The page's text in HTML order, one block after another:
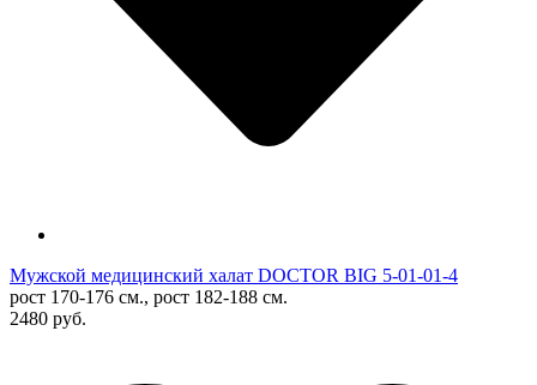
Мужской медицинский халат DOCTOR BIG 5-01-01-4
рост 170-176 см., рост 182-188 см.
2480 руб.